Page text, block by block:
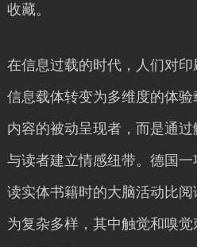
收藏。
在信息过载的时代，人们对
信息载体转变为多维度的体
内容的被动呈现者，而是通
与读者建立情感纽带。德国
读实体书籍时的大脑活动比
为复杂多样，其中触觉和嗅